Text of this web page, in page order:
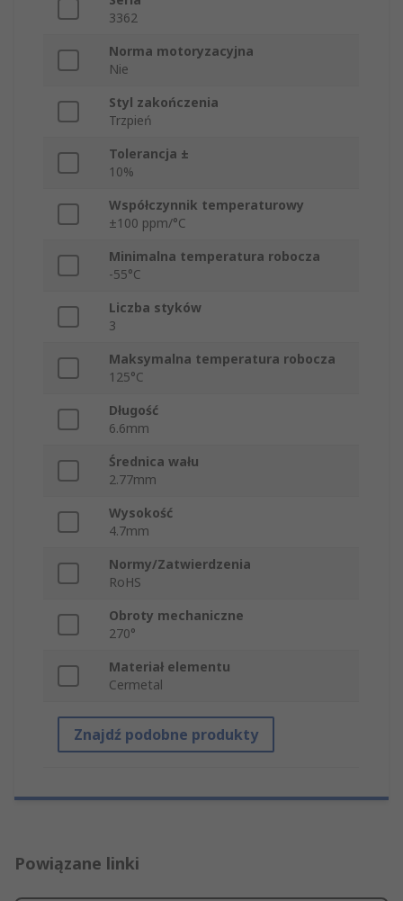
3362
Norma motoryzacyjna
Nie
Styl zakończenia
Trzpień
Tolerancja ±
10%
Współczynnik temperaturowy
±100 ppm/°C
Minimalna temperatura robocza
-55°C
Liczba styków
3
Maksymalna temperatura robocza
125°C
Długość
6.6mm
Średnica wału
2.77mm
Wysokość
4.7mm
Normy/Zatwierdzenia
RoHS
Obroty mechaniczne
270°
Materiał elementu
Cermetal
Znajdź podobne produkty
Powiązane linki